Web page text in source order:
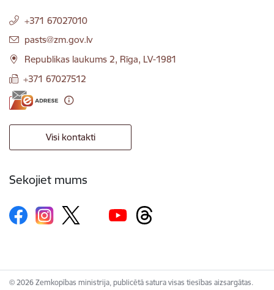
+371 67027010
E-pasts:
pasts@zm.gov.lv
Republikas laukums 2, Rīga, LV-1981
+371 67027512
Visi kontakti
Sekojiet mums
© 2026 Zemkopības ministrija, publicētā satura visas tiesības aizsargātas.